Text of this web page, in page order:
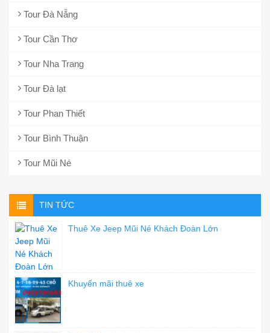
Tour Đà Nẵng
Tour Cần Thơ
Tour Nha Trang
Tour Đà lạt
Tour Phan Thiết
Tour Bình Thuận
Tour Mũi Né
TIN TỨC
Thuê Xe Jeep Mũi Né Khách Đoàn Lớn
Khuyến mãi thuê xe